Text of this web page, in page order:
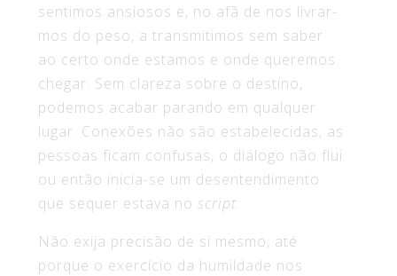
sentimos ansiosos e, no afã de nos livrar-
mos do peso, a transmitimos sem saber
ao certo onde estamos e onde queremos
chegar. Sem clareza sobre o destino,
podemos acabar parando em qualquer
lugar. Conexões não são estabelecidas, as
pessoas ficam confusas, o diálogo não flui
ou então inicia-se um desentendimento
que sequer estava no script.
Não exija precisão de si mesmo, até
porque o exercício da humildade nos